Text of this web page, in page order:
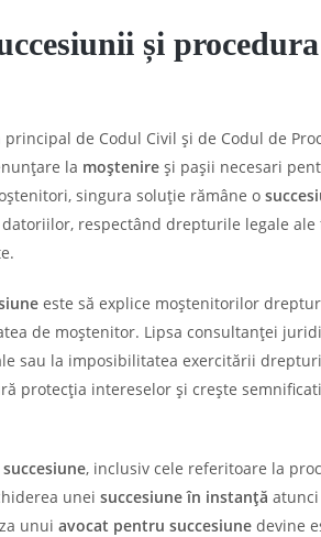
și
de Codul Civil și de Codul de
la moștenire și pașii necesari
singura soluție rămâne o
respectând drepturile legale
este să explice moștenitorilor
de moștenitor. Lipsa consultanței
sau la imposibilitatea exercitării
protecția intereselor și crește
succesiune, inclusiv cele referitoare la
unei succesiune în instanță
unui avocat pentru succesiune devine